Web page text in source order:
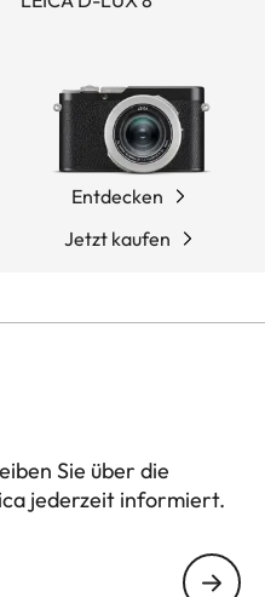
Entdecken
Jetzt kaufen
Sie über die
jederzeit informiert.